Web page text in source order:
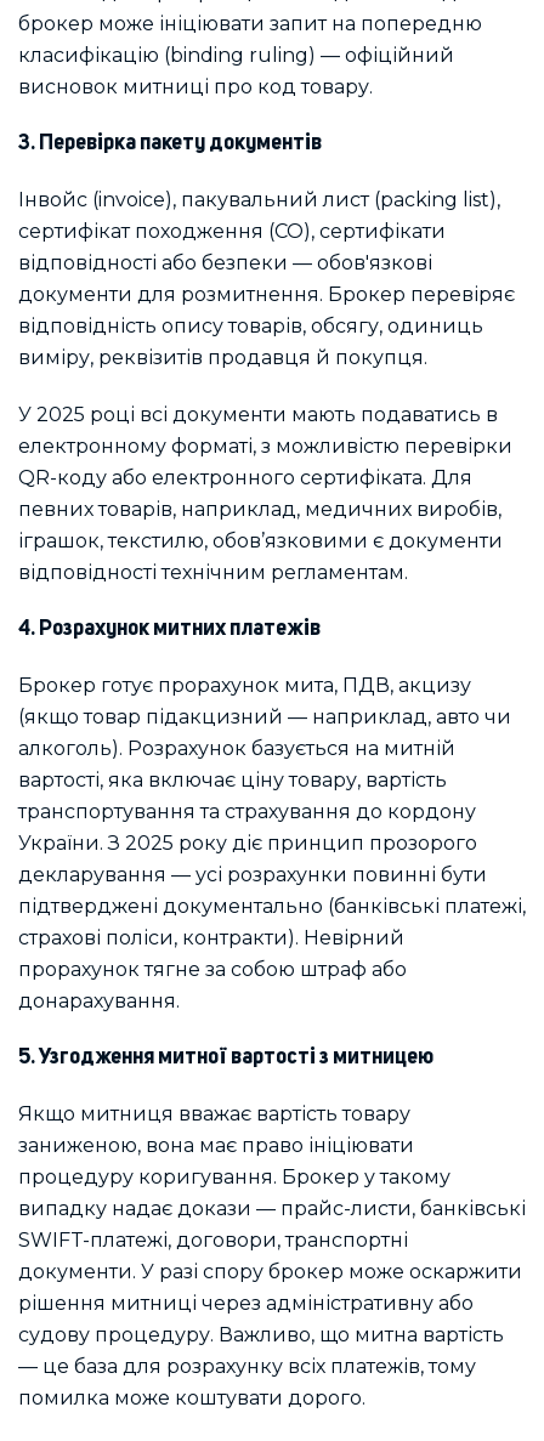
брокер може ініціювати запит на попередню
класифікацію (binding ruling) — офіційний
висновок митниці про код товару.
3. Перевірка пакету документів
Інвойс (invoice), пакувальний лист (packing list),
сертифікат походження (СО), сертифікати
відповідності або безпеки — обов'язкові
документи для розмитнення. Брокер перевіряє
відповідність опису товарів, обсягу, одиниць
виміру, реквізитів продавця й покупця.
У 2025 році всі документи мають подаватись в
електронному форматі, з можливістю перевірки
QR-коду або електронного сертифіката. Для
певних товарів, наприклад, медичних виробів,
іграшок, текстилю, обов’язковими є документи
відповідності технічним регламентам.
4. Розрахунок митних платежів
Брокер готує прорахунок мита, ПДВ, акцизу
(якщо товар підакцизний — наприклад, авто чи
алкоголь). Розрахунок базується на митній
вартості, яка включає ціну товару, вартість
транспортування та страхування до кордону
України. З 2025 року діє принцип прозорого
декларування — усі розрахунки повинні бути
підтверджені документально (банківські платежі,
страхові поліси, контракти). Невірний
прорахунок тягне за собою штраф або
донарахування.
5. Узгодження митної вартості з митницею
Якщо митниця вважає вартість товару
заниженою, вона має право ініціювати
процедуру коригування. Брокер у такому
випадку надає докази — прайс-листи, банківські
SWIFT-платежі, договори, транспортні
документи. У разі спору брокер може оскаржити
рішення митниці через адміністративну або
судову процедуру. Важливо, що митна вартість
— це база для розрахунку всіх платежів, тому
помилка може коштувати дорого.